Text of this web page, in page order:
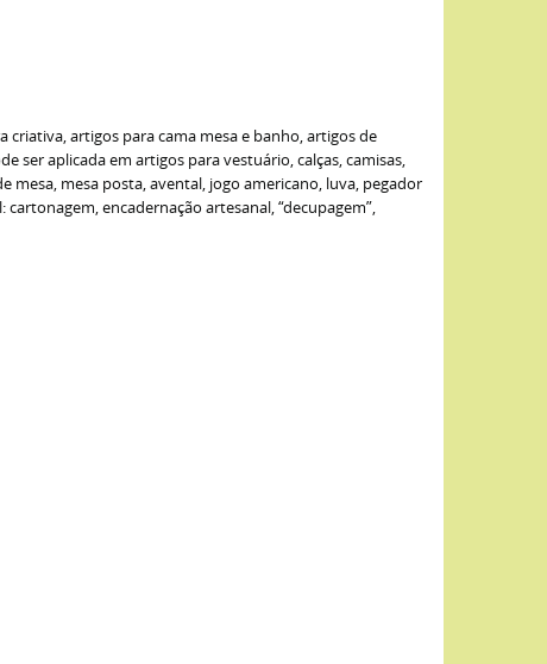
artigos para cama mesa e banho, artigos de
ser aplicada em artigos para vestuário, calças, camisas,
mesa, mesa posta, avental, jogo americano, luva, pegador
encadernação artesanal, “decupagem”,